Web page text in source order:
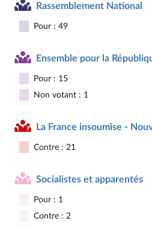
Rassemblement National
Pour : 49
Ensemble pour la
Pour : 15
Non votant : 1
La France insoumise -
Contre : 21
Socialistes et apparentés
Pour : 1
Contre : 2